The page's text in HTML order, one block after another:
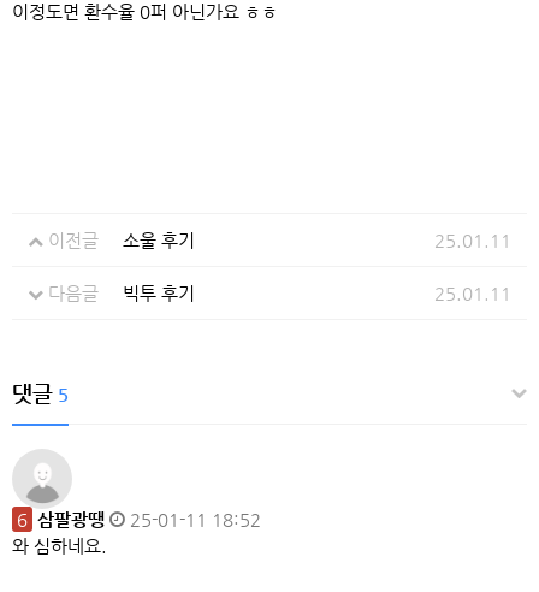
이정도면 환수율 0퍼 아닌가요 ㅎㅎ
이전글 소울 후기 25.01.11
다음글 빅투 후기 25.01.11
댓글 5
6 삼팔광땡
25-01-11 18:52
와 심하네요.